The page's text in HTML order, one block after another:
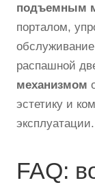
подъемным
порталом,
распашной
механизмом
эстетику и
эксплуатации.
FAQ: